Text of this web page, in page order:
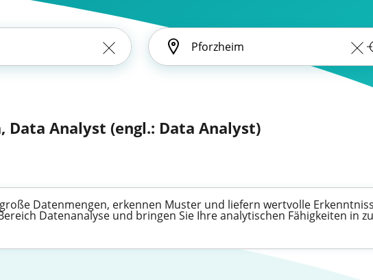
Data Analyst (engl.: Data Analyst)
Datenmengen, erkennen Muster und liefern wertvolle
Datenanalyse und bringen Sie Ihre analytischen Fähigkeiten in